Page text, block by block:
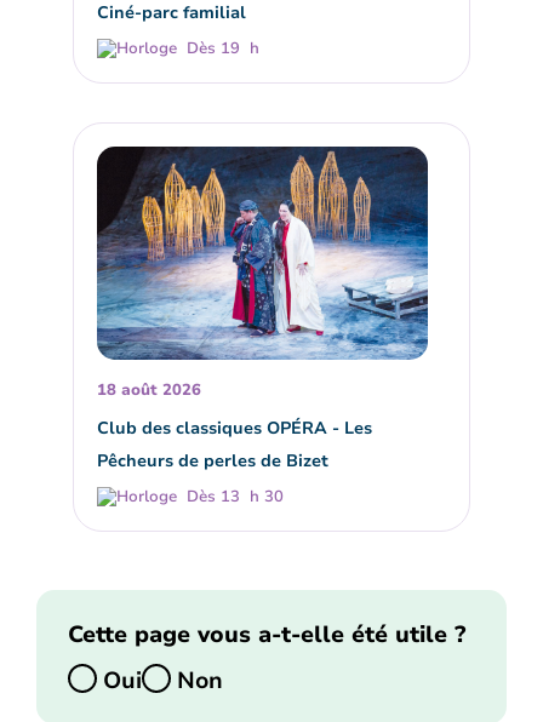
Ciné-parc familial
Dès 19 h
18 août 2026
Club des classiques OPÉRA - Les
Pêcheurs de perles de Bizet
Dès 13 h 30
Cette page vous a-t-elle été utile ?
Oui
Non